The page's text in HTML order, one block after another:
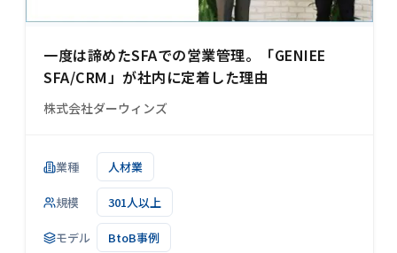
一度は諦めたSFAでの営業管理。「GENIEE
SFA/CRM」が社内に定着した理由
株式会社ダーウィンズ
業種 人材業
規模 301人以上
モデル BtoB事例